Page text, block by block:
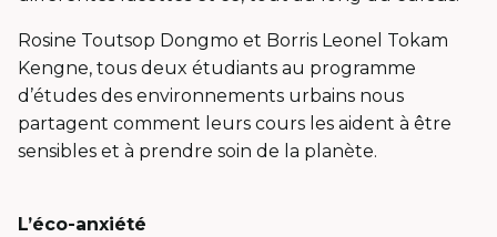
Rosine Toutsop Dongmo et Borris Leonel Tokam
Kengne, tous deux étudiants au programme
d’études des environnements urbains nous
partagent comment leurs cours les aident à être
sensibles et à prendre soin de la planète.
L’éco-anxiété